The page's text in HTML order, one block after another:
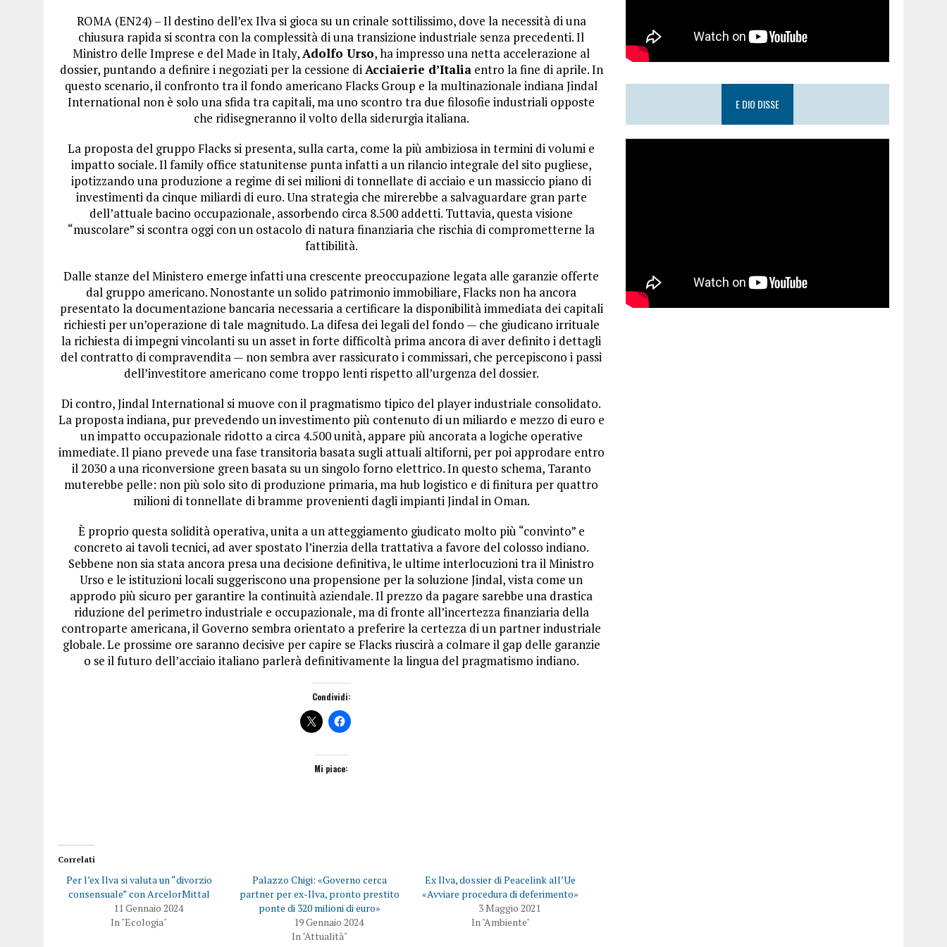
ROMA (EN24) – Il destino dell’ex Ilva si gioca su un crinale sottilissimo, dove la necessità di una
chiusura rapida si scontra con la complessità di una transizione industriale senza precedenti. Il
Ministro delle Imprese e del Made in Italy,Adolfo Urso, ha impresso una netta accelerazione al
dossier, puntando a definire i negoziati per la cessione diAcciaierie d’Italiaentro la fine di aprile. In
questo scenario, il confronto tra il fondo americano Flacks Group e la multinazionale indiana Jindal
International non è solo una sfida tra capitali, ma uno scontro tra due filosofie industriali opposte
che ridisegneranno il volto della siderurgia italiana.
La proposta del gruppo Flacks si presenta, sulla carta, come la più ambiziosa in termini di volumi e
impatto sociale. Il family office statunitense punta infatti a un rilancio integrale del sito pugliese,
ipotizzando una produzione a regime di sei milioni di tonnellate di acciaio e un massiccio piano di
investimenti da cinque miliardi di euro. Una strategia che mirerebbe a salvaguardare gran parte
dell’attuale bacino occupazionale, assorbendo circa 8.500 addetti. Tuttavia, questa visione
“muscolare” si scontra oggi con un ostacolo di natura finanziaria che rischia di comprometterne la
fattibilità.
Dalle stanze del Ministero emerge infatti una crescente preoccupazione legata alle garanzie offerte
dal gruppo americano. Nonostante un solido patrimonio immobiliare, Flacks non ha ancora
presentato la documentazione bancaria necessaria a certificare la disponibilità immediata dei capitali
richiesti per un’operazione di tale magnitudo. La difesa dei legali del fondo — che giudicano irrituale
la richiesta di impegni vincolanti su un asset in forte difficoltà prima ancora di aver definito i dettagli
del contratto di compravendita — non sembra aver rassicurato i commissari, che percepiscono i passi
dell’investitore americano come troppo lenti rispetto all’urgenza del dossier.
Di contro, Jindal International si muove con il pragmatismo tipico del player industriale consolidato.
La proposta indiana, pur prevedendo un investimento più contenuto di un miliardo e mezzo di euro e
un impatto occupazionale ridotto a circa 4.500 unità, appare più ancorata a logiche operative
immediate. Il piano prevede una fase transitoria basata sugli attuali altiforni, per poi approdare entro
il 2030 a una riconversione green basata su un singolo forno elettrico. In questo schema, Taranto
muterebbe pelle: non più solo sito di produzione primaria, ma hub logistico e di finitura per quattro
milioni di tonnellate di bramme provenienti dagli impianti Jindal in Oman.
È proprio questa solidità operativa, unita a un atteggiamento giudicato molto più “convinto” e
concreto ai tavoli tecnici, ad aver spostato l’inerzia della trattativa a favore del colosso indiano.
Sebbene non sia stata ancora presa una decisione definitiva, le ultime interlocuzioni tra il Ministro
Urso e le istituzioni locali suggeriscono una propensione per la soluzione Jindal, vista come un
approdo più sicuro per garantire la continuità aziendale. Il prezzo da pagare sarebbe una drastica
riduzione del perimetro industriale e occupazionale, ma di fronte all’incertezza finanziaria della
controparte americana, il Governo sembra orientato a preferire la certezza di un partner industriale
globale. Le prossime ore saranno decisive per capire se Flacks riuscirà a colmare il gap delle garanzie
o se il futuro dell’acciaio italiano parlerà definitivamente la lingua del pragmatismo indiano.
Condividi:
Mi piace:
Correlati
Per l’ex Ilva si valuta un “divorzio
consensuale” con ArcelorMittal
11 Gennaio 2024
In "Ecologia"
Palazzo Chigi: «Governo cerca
partner per ex-Ilva, pronto prestito
ponte di 320 milioni di euro»
19 Gennaio 2024
In "Attualità"
Ex Ilva, dossier di Peacelink all’Ue
«Avviare procedura di deferimento»
3 Maggio 2021
In "Ambiente"
E DIO DISSE